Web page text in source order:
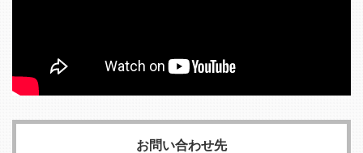
お問い合わせ先